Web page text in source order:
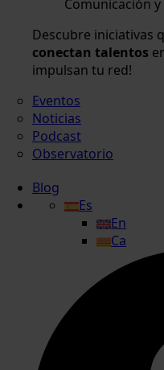
Comunicación y
Descubre iniciativas
conectan talentos
impulsan tu red!
Eventos
Noticias
Podcast
Observatorio
Blog
Es
En
Ca